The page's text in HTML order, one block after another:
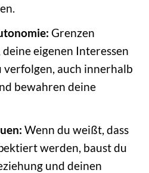
Grenzen
eigenen Interessen
verfolgen, auch innerhalb
bewahren deine
Wenn du weißt, dass
werden, baust du
und deinen